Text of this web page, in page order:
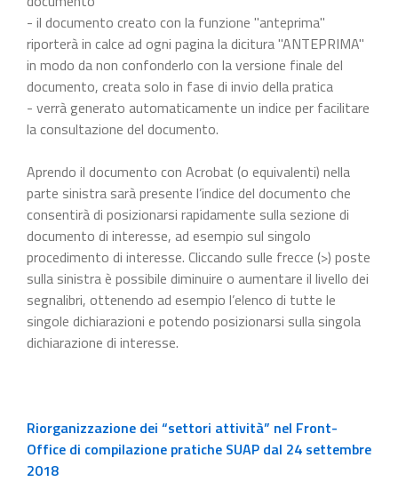
- il documento creato con la funzione "anteprima"
riporterà in calce ad ogni pagina la dicitura "ANTEPRIMA"
in modo da non confonderlo con la versione finale del
documento, creata solo in fase di invio della pratica
- verrà generato automaticamente un indice per facilitare
la consultazione del documento.
Aprendo il documento con Acrobat (o equivalenti) nella
parte sinistra sarà presente l’indice del documento che
consentirà di posizionarsi rapidamente sulla sezione di
documento di interesse, ad esempio sul singolo
procedimento di interesse. Cliccando sulle frecce (>) poste
sulla sinistra è possibile diminuire o aumentare il livello dei
segnalibri, ottenendo ad esempio l’elenco di tutte le
singole dichiarazioni e potendo posizionarsi sulla singola
dichiarazione di interesse.
Riorganizzazione dei “settori attività” nel Front-
Office di compilazione pratiche SUAP dal 24 settembre
2018